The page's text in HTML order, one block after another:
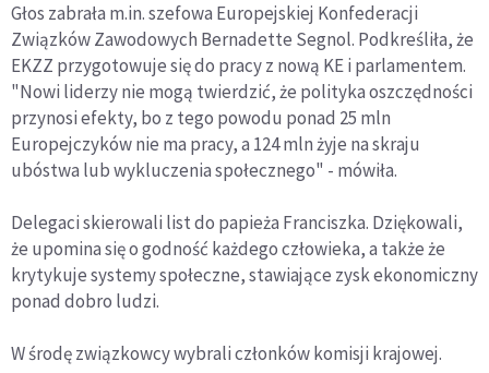
Głos zabrała m.in. szefowa Europejskiej Konfederacji
Związków Zawodowych Bernadette Segnol. Podkreśliła, że
EKZZ przygotowuje się do pracy z nową KE i parlamentem.
"Nowi liderzy nie mogą twierdzić, że polityka oszczędności
przynosi efekty, bo z tego powodu ponad 25 mln
Europejczyków nie ma pracy, a 124 mln żyje na skraju
ubóstwa lub wykluczenia społecznego" - mówiła.
Delegaci skierowali list do papieża Franciszka. Dziękowali,
że upomina się o godność każdego człowieka, a także że
krytykuje systemy społeczne, stawiające zysk ekonomiczny
ponad dobro ludzi.
W środę związkowcy wybrali członków komisji krajowej.